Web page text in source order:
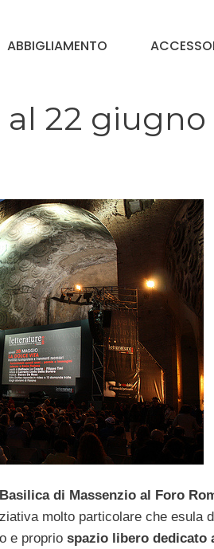
ABBIGLIAMENTO
22 giugno
di Massenzio al Foro
molto particolare che esula
e proprio spazio libero dedicato